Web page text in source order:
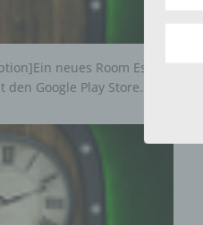
neues Room Escape
Google Play Store…
Die